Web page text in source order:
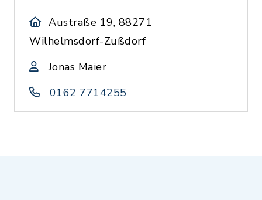
Austraße 19, 88271
Wilhelmsdorf-Zußdorf
Jonas Maier
0162 7714255